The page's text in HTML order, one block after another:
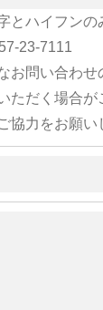
とハイフンの
23-7111
お問い合わせ
ただく場合
協力をお願い